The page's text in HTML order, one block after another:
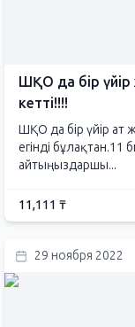
ШҚО да бір
кетті!!!!
ШҚО да бір үйір ат
егінді бұлақтан.11
айтыңыздаршы...
11,111 ₸
29 ноября 2022